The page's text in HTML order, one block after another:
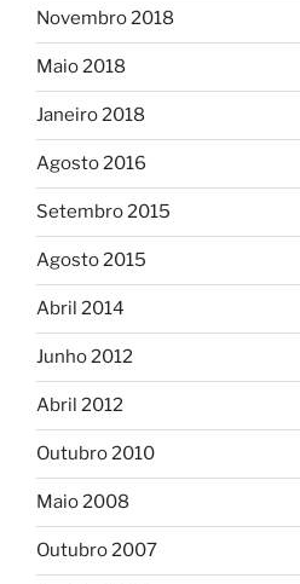
Novembro 2018
Maio 2018
Janeiro 2018
Agosto 2016
Setembro 2015
Agosto 2015
Abril 2014
Junho 2012
Abril 2012
Outubro 2010
Maio 2008
Outubro 2007